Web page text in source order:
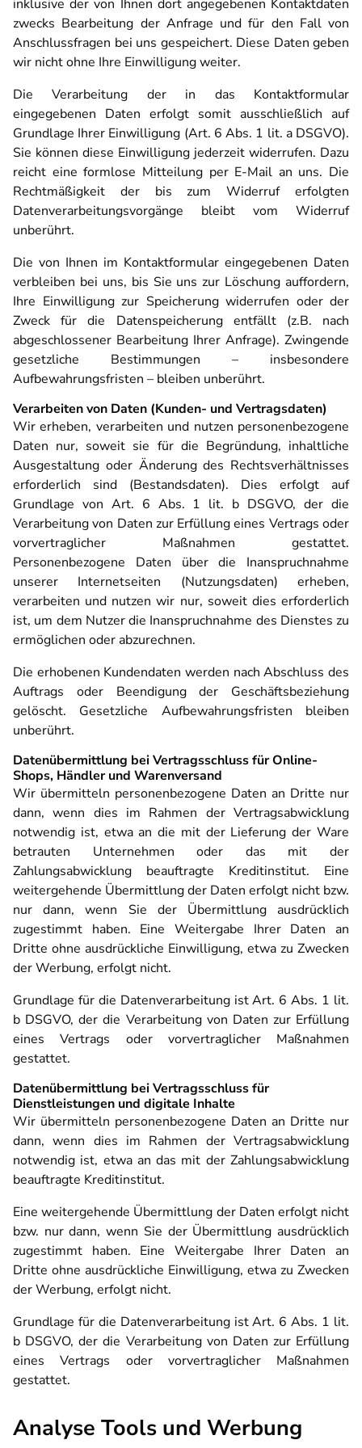
inklusive der von Ihnen dort angegebenen Kontaktdaten
zwecks Bearbeitung der Anfrage und für den Fall von
Anschlussfragen bei uns gespeichert. Diese Daten geben
wir nicht ohne Ihre Einwilligung weiter.
Die Verarbeitung der in das Kontaktformular
eingegebenen Daten erfolgt somit ausschließlich auf
Grundlage Ihrer Einwilligung (Art. 6 Abs. 1 lit. a DSGVO).
Sie können diese Einwilligung jederzeit widerrufen. Dazu
reicht eine formlose Mitteilung per E-Mail an uns. Die
Rechtmäßigkeit der bis zum Widerruf erfolgten
Datenverarbeitungsvorgänge bleibt vom Widerruf
unberührt.
Die von Ihnen im Kontaktformular eingegebenen Daten
verbleiben bei uns, bis Sie uns zur Löschung auffordern,
Ihre Einwilligung zur Speicherung widerrufen oder der
Zweck für die Datenspeicherung entfällt (z.B. nach
abgeschlossener Bearbeitung Ihrer Anfrage). Zwingende
gesetzliche Bestimmungen – insbesondere
Aufbewahrungsfristen – bleiben unberührt.
Verarbeiten von Daten (Kunden- und Vertragsdaten)
Wir erheben, verarbeiten und nutzen personenbezogene
Daten nur, soweit sie für die Begründung, inhaltliche
Ausgestaltung oder Änderung des Rechtsverhältnisses
erforderlich sind (Bestandsdaten). Dies erfolgt auf
Grundlage von Art. 6 Abs. 1 lit. b DSGVO, der die
Verarbeitung von Daten zur Erfüllung eines Vertrags oder
vorvertraglicher Maßnahmen gestattet.
Personenbezogene Daten über die Inanspruchnahme
unserer Internetseiten (Nutzungsdaten) erheben,
verarbeiten und nutzen wir nur, soweit dies erforderlich
ist, um dem Nutzer die Inanspruchnahme des Dienstes zu
ermöglichen oder abzurechnen.
Die erhobenen Kundendaten werden nach Abschluss des
Auftrags oder Beendigung der Geschäftsbeziehung
gelöscht. Gesetzliche Aufbewahrungsfristen bleiben
unberührt.
Datenübermittlung bei Vertragsschluss für Online-
Shops, Händler und Warenversand
Wir übermitteln personenbezogene Daten an Dritte nur
dann, wenn dies im Rahmen der Vertragsabwicklung
notwendig ist, etwa an die mit der Lieferung der Ware
betrauten Unternehmen oder das mit der
Zahlungsabwicklung beauftragte Kreditinstitut. Eine
weitergehende Übermittlung der Daten erfolgt nicht bzw.
nur dann, wenn Sie der Übermittlung ausdrücklich
zugestimmt haben. Eine Weitergabe Ihrer Daten an
Dritte ohne ausdrückliche Einwilligung, etwa zu Zwecken
der Werbung, erfolgt nicht.
Grundlage für die Datenverarbeitung ist Art. 6 Abs. 1 lit.
b DSGVO, der die Verarbeitung von Daten zur Erfüllung
eines Vertrags oder vorvertraglicher Maßnahmen
gestattet.
Datenübermittlung bei Vertragsschluss für
Dienstleistungen und digitale Inhalte
Wir übermitteln personenbezogene Daten an Dritte nur
dann, wenn dies im Rahmen der Vertragsabwicklung
notwendig ist, etwa an das mit der Zahlungsabwicklung
beauftragte Kreditinstitut.
Eine weitergehende Übermittlung der Daten erfolgt nicht
bzw. nur dann, wenn Sie der Übermittlung ausdrücklich
zugestimmt haben. Eine Weitergabe Ihrer Daten an
Dritte ohne ausdrückliche Einwilligung, etwa zu Zwecken
der Werbung, erfolgt nicht.
Grundlage für die Datenverarbeitung ist Art. 6 Abs. 1 lit.
b DSGVO, der die Verarbeitung von Daten zur Erfüllung
eines Vertrags oder vorvertraglicher Maßnahmen
gestattet.
Analyse Tools und Werbung